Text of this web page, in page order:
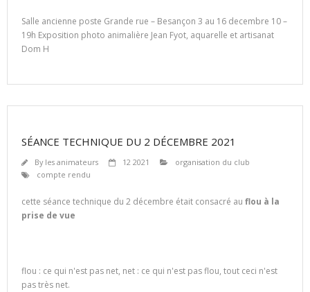
Salle ancienne poste Grande rue – Besançon 3 au 16 decembre 10 –
19h Exposition photo animalière Jean Fyot, aquarelle et artisanat
Dom H
SÉANCE TECHNIQUE DU 2 DÉCEMBRE 2021
By les animateurs 12 2021
organisation du club
compte rendu
cette séance technique du 2 décembre était consacré au flou à la
prise de vue
flou : ce qui n'est pas net, net : ce qui n'est pas flou, tout ceci n'est
pas très net.